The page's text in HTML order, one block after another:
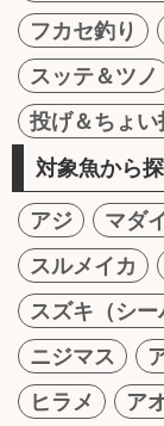
フカセ釣り
スッテ＆ツノ
投げ＆ちょい
対象魚から
アジ マダ
スルメイカ
スズキ（シー
ニジマス
ヒラメ
ア